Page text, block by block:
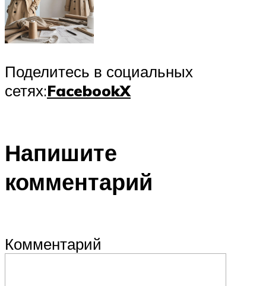
Поделитесь в социальных
сетях:FacebookX
Напишите
комментарий
Комментарий